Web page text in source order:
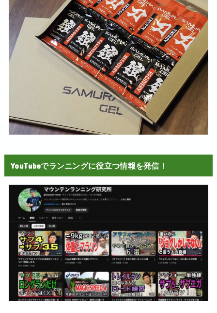
YouTubeでランニングに役立つ情報を発信！